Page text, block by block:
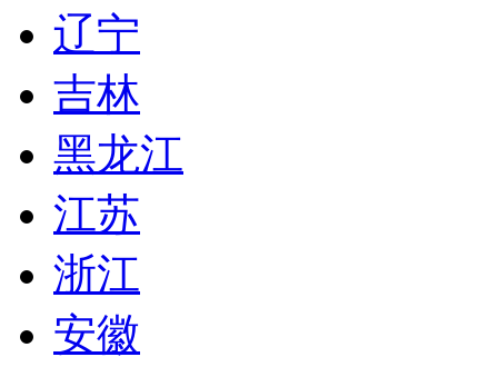
辽宁
吉林
黑龙江
江苏
浙江
安徽